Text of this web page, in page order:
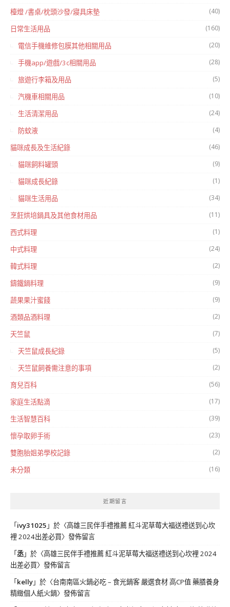
檯燈 /書桌/枕頭沙發/寢具床墊 (40)
日常生活用品 (160)
電信手機維修包膜其他相關用品 (20)
手機app/遊戲/3c相關用品 (28)
旅遊行李箱及用品 (5)
汽機車相關用品 (10)
生活清潔用品 (24)
防蚊液 (4)
貓咪成長及生活紀錄 (46)
貓咪飼料罐頭 (9)
貓咪成長紀錄 (1)
貓咪生活用品 (34)
烹飪烘培鍋具及其他食材用品 (11)
西式料理 (1)
中式料理 (24)
韓式料理 (2)
鑄鐵鍋料理 (9)
蔬果果汁蜜餞 (9)
酒類品酒料理 (2)
天竺鼠 (7)
天竺鼠成長紀錄 (5)
天竺鼠飼養需注意的事項 (2)
育兒百科 (56)
家庭生活點滴 (17)
生活智慧百科 (39)
懷孕取卵手術 (23)
雙胞胎姐弟學校記錄 (2)
未分類 (16)
近期留言
「ivy31025 」於〈高雄三民伴手禮推薦 紅斗泥草莓大福送禮送到心坎
裡 2024出差必買〉發佈留言
「丞」於〈高雄三民伴手禮推薦 紅斗泥草莓大福送禮送到心坎裡 2024
出差必買〉發佈留言
「kelly」於〈台南南區火鍋必吃 – 食光鍋客 嚴選食材 高CP值 藥膳養身
精緻個人紙火鍋〉發佈留言